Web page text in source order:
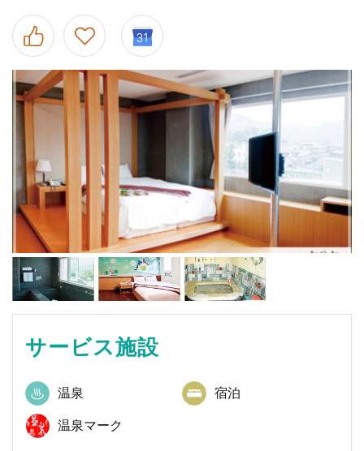
サービス施設
温泉 宿泊
温泉マーク